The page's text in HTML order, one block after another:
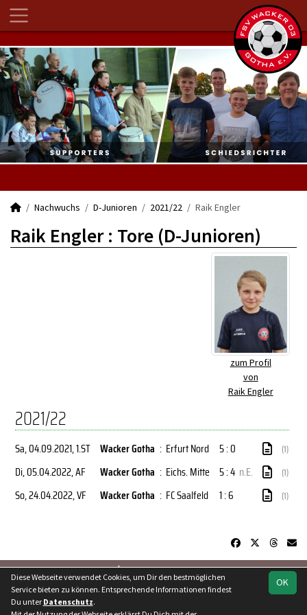
Nachwuchs D-Junioren 2021/22 Raik Engler
Raik Engler : Tore (D-Junioren)
zum Profil
von
Raik Engler
2021/22
Sa, 04.09.2021, 1.ST Wacker Gotha : Erfurt Nord 5 : 0 (1)
Di, 05.04.2022, AF Wacker Gotha : Eichs. Mitte 5 : 4 n.E. (1)
So, 24.04.2022, VF Wacker Gotha : FC Saalfeld 1 : 6 (1)
soccero.de
Besucherstatistik
OK
Diese Webseite verwendet Cookies, um Dir den bestmöglichen
Service bieten zu können. Entsprechende Informationen findest
Du unter Datenschutz.